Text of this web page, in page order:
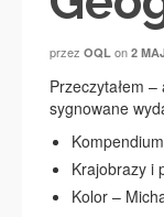
przez OQL on 2
Przeczytałem
sygnowane
Krajobrazy i
Kolor –